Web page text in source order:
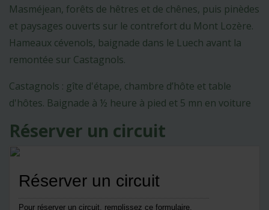
Masméjean, forêts de hêtres et de chênes, puis pinèdes
et paysages ouverts sur le contrefort du Mont Lozère.
Hameaux cévenols, baignade dans le Luech avant la
remontée sur Castagnols.
Castagnols : gîte d'étape, chambre d’hôte et table
d'hôtes. Baignade à ½ heure à pied et 5 mn en voiture
Réserver un circuit
Réserver un circuit
Pour réserver un circuit, remplissez ce formulaire.